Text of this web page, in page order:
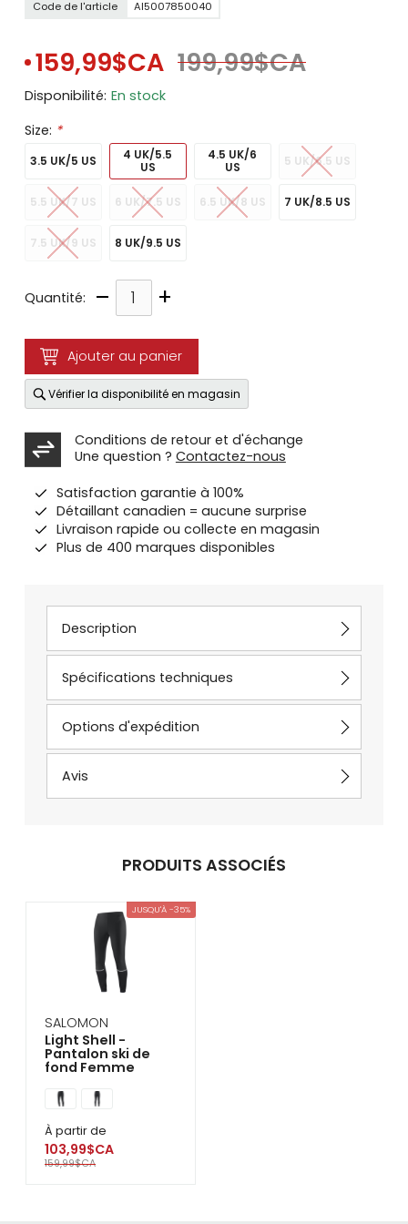
Code de l'article AI5007850040
159,99$CA 199,99$CA
Disponibilité: En stock
Size: *
3.5 UK/5 US
4 UK/5.5
US
4.5 UK/6
US
5 UK/6.5 US
5.5 UK/7 US 6 UK/7.5 US 6.5 UK/8 US 7 UK/8.5 US
7.5 UK/9 US 8 UK/9.5 US
Quantité: – +
Ajouter au panier
Vérifier la disponibilité en magasin
Conditions de retour et d'échange
Une question ? Contactez-nous
Satisfaction garantie à 100%
Détaillant canadien = aucune surprise
Livraison rapide ou collecte en magasin
Plus de 400 marques disponibles
Description
Spécifications techniques
Options d'expédition
Avis
PRODUITS ASSOCIÉS
JUSQU'À -35%
SALOMON
Light Shell -
Pantalon ski de
fond Femme
À partir de
103,99$CA
159,99$CA